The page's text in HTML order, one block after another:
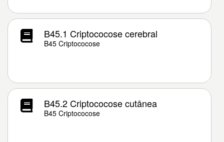
B45.1 Criptococose cerebral
B45 Criptococose
B45.2 Criptococose cutânea
B45 Criptococose